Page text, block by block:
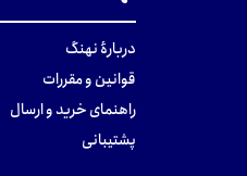
دربارهٔ نهنگ
قوانین و مقررات
راهنمای خرید و ارسال
پشتیبانی